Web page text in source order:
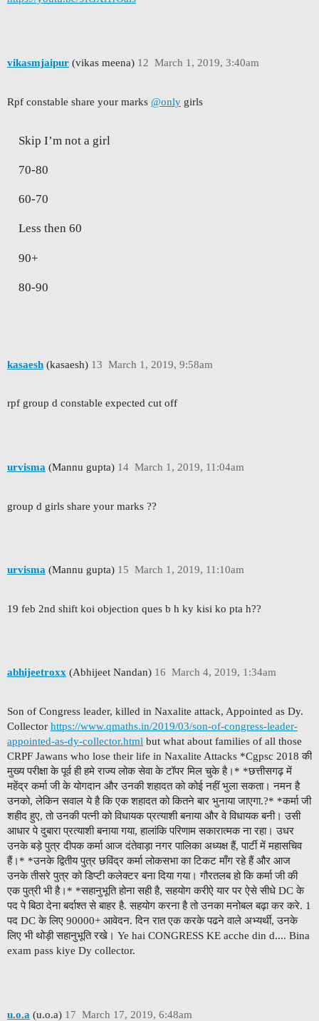
vikasmjaipur (vikas meena) March 1, 2019, 3:40am
12
Rpf constable share your marks @only girls
Skip I’m not a girl
70-80
60-70
Less then 60
90+
80-90
kasaesh (kasaesh) March 1, 2019, 9:58am
13
rpf group d constable expected cut off
urvisma (Mannu gupta) March 1, 2019, 11:04am
14
group d girls share your marks ??
urvisma (Mannu gupta) March 1, 2019, 11:10am
15
19 feb 2nd shift koi objection ques b h ky kisi ko pta h??
abhijeetroxx (Abhijeet Nandan) March 4, 2019, 1:34am
16
Son of Congress leader, killed in Naxalite attack, Appointed as Dy.
Collector https://www.qmaths.in/2019/03/son-of-congress-leader-
appointed-as-dy-collector.html but what about families of all those
CRPF Jawans who lose their life in Naxalite Attacks *Cgpsc 2018 की
मुख्य परीक्षा के पूर्व ही हमे राज्य लोक सेवा के टॉपर मिल चुके है।* *छत्तीसगढ़ में
महेंद्र कर्मा जी के योगदान और उनकी शहादत को कोई नहीं भुला सकता। नमन है
उनको, लेकिन सवाल ये है कि एक शहादत को कितने बार भुनाया जाएगा.?* *कर्मा जी
शहीद हुए, तो उनकी पत्नी को विधायक प्रत्याशी बनाया और वे विधायक बनी। उसी
आधार पे दुबारा प्रत्याशी बनाया गया, हालांकि परिणाम सकारात्मक ना रहा। उधर
उनके बड़े पुत्र दीपक कर्मा आज दंतेवाड़ा नगर पालिका अध्यक्ष हैं, पार्टी में महासचिव
हैं।* *उनके द्वितीय पुत्र छविंद्र कर्मा लोकसभा का टिकट माँग रहे हैं और आज
उनके तीसरे पुत्र को डिप्टी कलेक्टर बना दिया गया। गौरतलब हो कि कर्मा जी की
एक पुत्री भी है।* *सहानुभूति होना सही है, सहयोग करीऐ यार पर ऐसे सीधे DC के
पद पे बिठा देना बर्दाश्त से बाहर है. सहयोग करना है तो उनका मनोबल बढ़ा कर करे. 1
पद DC के लिए 90000+ आवेदन. दिन रात एक करके पढने वाले अभ्यर्थी, उनके
लिए भी थोड़ी सहानुभूति रखे। Ye hai CONGRESS KE acche din d.... Bina
exam pass kiye Dy collector.
u.o.a (u.o.a) March 17, 2019, 6:48am
17